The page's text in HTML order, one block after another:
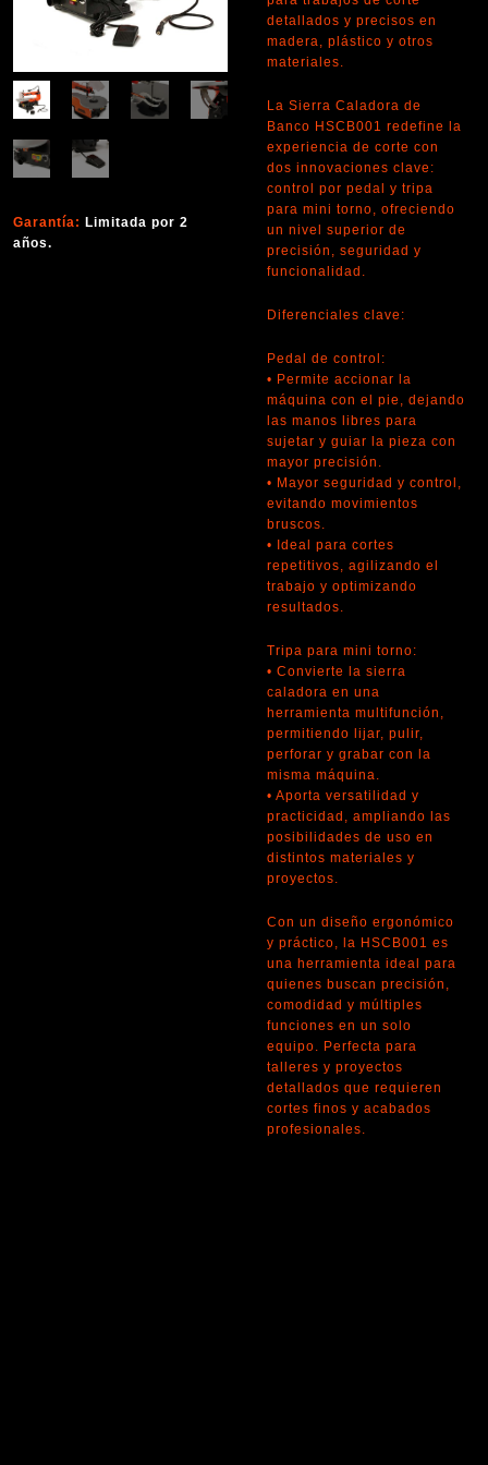
Garantía: Limitada por 2
años.
detallados y precisos en
madera, plástico y otros
materiales.
La Sierra Caladora de
Banco HSCB001 redefine la
experiencia de corte con
dos innovaciones clave:
control por pedal y tripa
para mini torno, ofreciendo
un nivel superior de
precisión, seguridad y
funcionalidad.
Diferenciales clave:
Pedal de control:
• Permite accionar la
máquina con el pie, dejando
las manos libres para
sujetar y guiar la pieza con
mayor precisión.
• Mayor seguridad y control,
evitando movimientos
bruscos.
• Ideal para cortes
repetitivos, agilizando el
trabajo y optimizando
resultados.
Tripa para mini torno:
• Convierte la sierra
caladora en una
herramienta multifunción,
permitiendo lijar, pulir,
perforar y grabar con la
misma máquina.
• Aporta versatilidad y
practicidad, ampliando las
posibilidades de uso en
distintos materiales y
proyectos.
Con un diseño ergonómico
y práctico, la HSCB001 es
una herramienta ideal para
quienes buscan precisión,
comodidad y múltiples
funciones en un solo
equipo. Perfecta para
talleres y proyectos
detallados que requieren
cortes finos y acabados
profesionales.